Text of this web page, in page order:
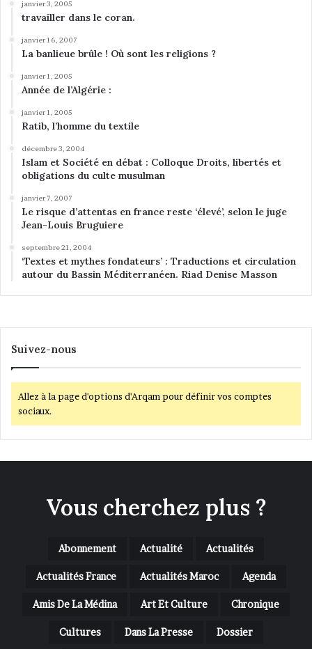
janvier 3, 2005
travailler dans le coran.
janvier 16, 2007
La banlieue brûle ! Où sont les religions ?
janvier 1, 2005
Année de l’Algérie :
janvier 1, 2005
Ratib, l’homme du textile
décembre 3, 2004
Islam et Société en débat : Colloque Droits, libertés et
obligations du culte musulman
janvier 7, 2007
Le risque d’attentas en france reste ‘élevé’, selon le juge
Jean-Louis Bruguiere
septembre 21, 2004
‘Textes et mythes fondateurs’ : Traductions et circulation
autour du Bassin Méditerranéen. Riad Denise Masson
Suivez-nous
Allez à la page d'options d'Arqam pour définir vos comptes
sociaux.
Vous cherchez plus ?
Abonnement Actualité Actualités
Actualités France Actualités Maroc Agenda
Amis De La Médina Art Et Culture Chronique
Cultures Dans La Presse Dossier